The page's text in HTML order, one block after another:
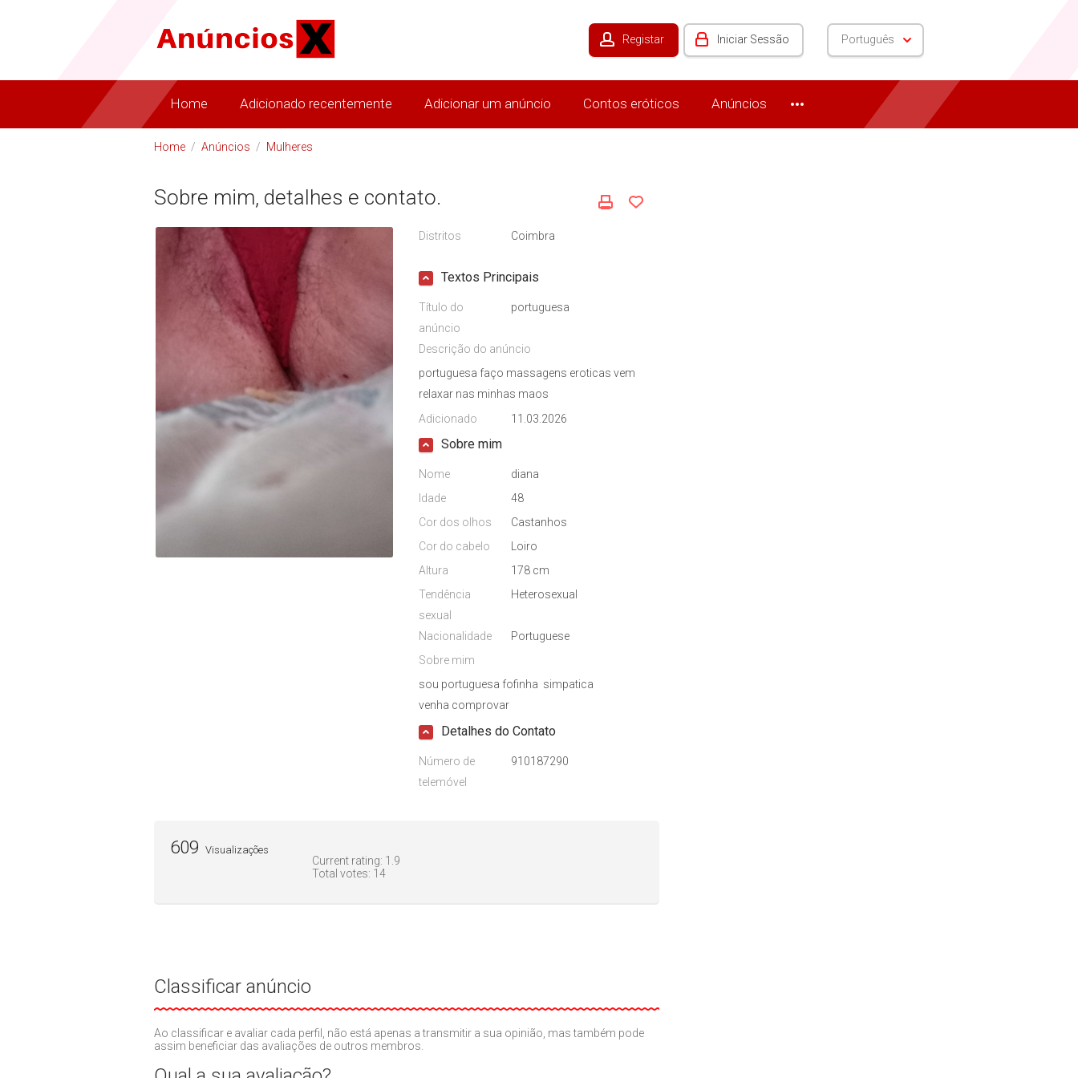
Registar Iniciar Sessão Português
Home Adicionado recentemente Adicionar um anúncio Contos eróticos Anúncios
Home / Anúncios / Mulheres
Sobre mim, detalhes e contato.
Distritos Coimbra
Textos Principais
Título do
anúncio
portuguesa
Descrição do anúncio
portuguesa faço massagens eroticas vem
relaxar nas minhas maos
Adicionado
11.03.2026
Sobre mim
Nome
diana
Idade
48
Cor dos olhos
Castanhos
Cor do cabelo
Loiro
Altura
178 cm
Tendência
sexual
Heterosexual
Nacionalidade
Portuguese
Sobre mim
sou portuguesa fofinha simpatica
venha comprovar
Detalhes do Contato
Número de
telemóvel
910187290
Current rating: 1.9
Total votes: 14
609 Visualizações
Classificar anúncio
Ao classificar e avaliar cada perfil, não está apenas a transmitir a sua opinião, mas também pode
assim beneficiar das avaliações de outros membros.